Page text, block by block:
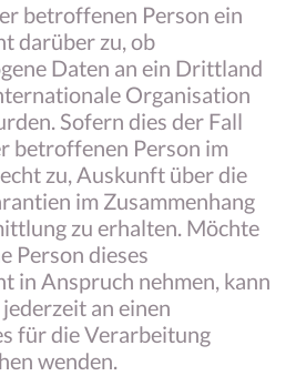
betroffenen Person ein
darüber zu, ob
Daten an ein Drittland
Organisation
Sofern dies der Fall
betroffenen Person im
zu, Auskunft über die
im Zusammenhang
zu erhalten. Möchte
Person dieses
in Anspruch nehmen, kann
an einen
für die Verarbeitung
wenden.